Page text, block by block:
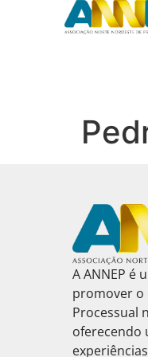
A ANNEP é
promover o
Processual
oferecendo